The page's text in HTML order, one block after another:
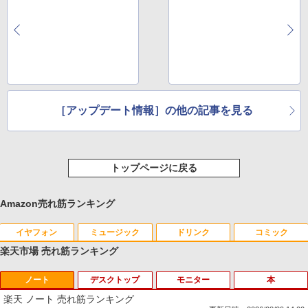
［アップデート情報］の他の記事を見る
トップページに戻る
Amazon売れ筋ランキング
イヤフォン
Anker Soundcore P40i オフホワイト
ミュージック
BRUCE WAYNE feat. Flo Milli, ATL Jacob
[Explicit]
ドリンク
【Amazon.co.jp限定】 い・ろ・は・す 2L P
ET ラベルレス ×8本
コミック
薬屋のひとりごと 17巻 (デジタル版ビッグガ
ンガンコミックス)
楽天市場 売れ筋ランキング
ノート
楽天 ノート 売れ筋ランキング
デスクトップ モニター 本